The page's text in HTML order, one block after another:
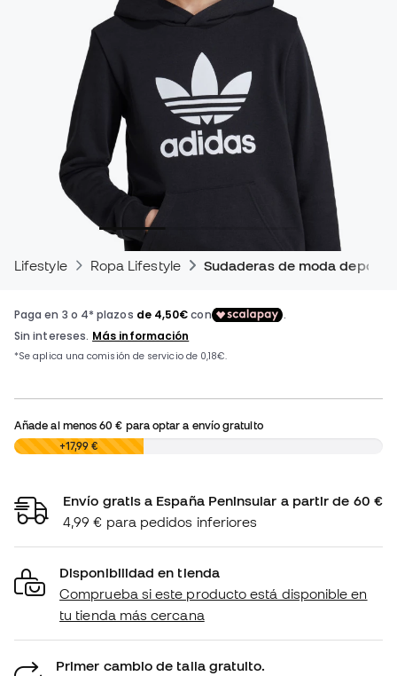
Lifestyle Ropa Lifestyle Sudaderas de moda
Añade al menos60 € para optar a envío gratuito
0,00 € +17,99 €
Envío gratis a España Peninsular a partir de 60 €
4,99 € para pedidos inferiores
Disponibilidad en tienda
Comprueba si este producto está disponible en
tu tienda más cercana
Primer cambio de talla gratuito.